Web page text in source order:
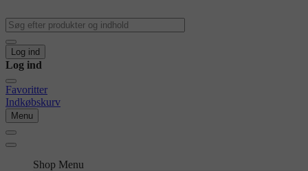
Log ind
Log ind
Favoritter
Indkøbskurv
Menu
Shop Menu